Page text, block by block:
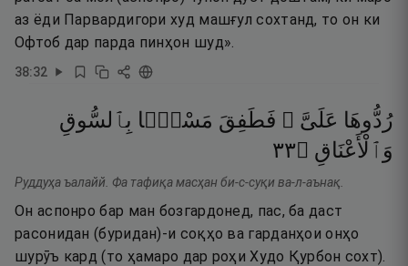
аз ёди Парвардигори худ машғул сохтанд, то он ки
Офтоб дар парда пинҳон шуд».
38:32
رُدُّوهَا عَلَىَّ ۖ فَطَفِقَ مَسْحًۢا بِٱلسُّوقِ
وَٱلْأَعْنَاقِ ۝٣٣
Руддуҳа ъалайй. Фа тафиқа масҳан би-с-суқи ва-л-аънақ.
Он аспонро бар ман бозгардонед, пас, ба даст
расонидан (буридан)-и соқҳо ва гарданҳои онҳо
шурӯъ кард (то ҳамаро дар роҳи Худо Қурбон сохт).